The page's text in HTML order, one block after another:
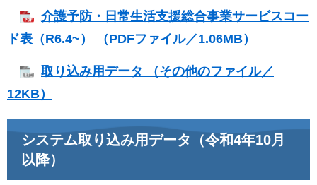
介護予防・日常生活支援総合事業サービスコー
ド表（R6.4~） （PDFファイル／1.06MB）
取り込み用データ （その他のファイル／
12KB）
システム取り込み用データ（令和4年10月
以降）